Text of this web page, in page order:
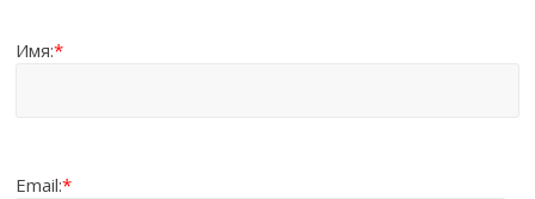
Имя:*
Email:*